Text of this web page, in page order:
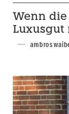
Wenn die
Luxusgut
ambros